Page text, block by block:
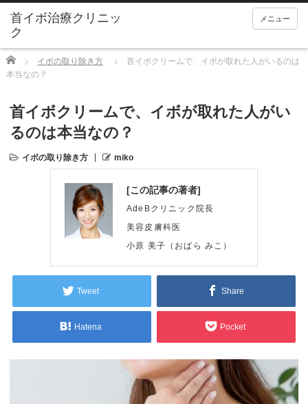
メニュー
Home イボの取り除き方
首イボクリームで、イボが取れた人がいるのは
本当なの？
首イボクリームで、イボが取れた人がい
るのは本当なの？
イボの取り除き方 miko
[この記事の著者]
AdeBクリニック院長
美容皮膚科医
小原 美子（おばら みこ）
Tweet Share
Hatena Pocket